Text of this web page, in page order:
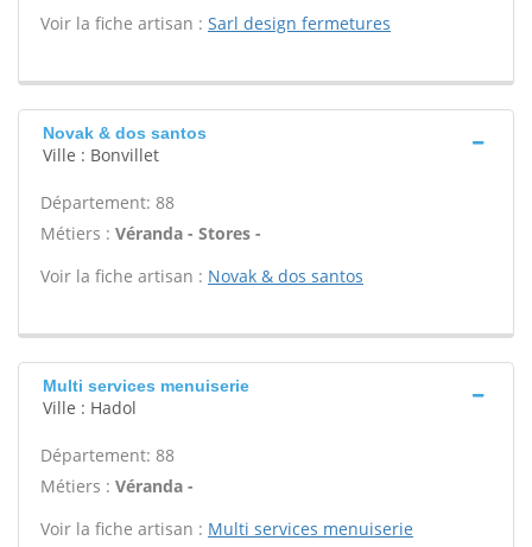
Voir la fiche artisan : Sarl design fermetures
Novak & dos santos
Ville : Bonvillet
Département: 88
Métiers : Véranda - Stores -
Voir la fiche artisan : Novak & dos santos
Multi services menuiserie
Ville : Hadol
Département: 88
Métiers : Véranda -
Voir la fiche artisan : Multi services menuiserie